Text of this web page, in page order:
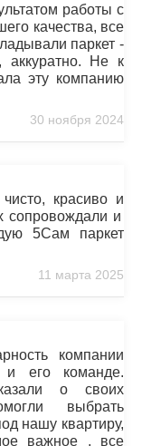
работы с
качества, все
паркет -
аккуратно. Не к
эту компанию
30 ноября 2024
красиво и
сопровождали и
5Сам паркет
11 марта 2025
компании
и его команде.
о своих
выбрать
нашу квартиру,
важное , все